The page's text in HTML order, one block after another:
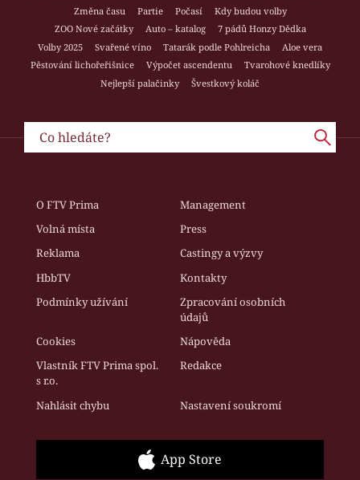
Změna času
Partie Počasí
Kdy budou volby
ZOO Nové začátky
Auto – katalog
7 pádů Honzy Dědka
Volby 2025
Svařené víno Tatarák podle Pohlreicha
Aloe vera
Pěstování lichořeřišnice
Výpočet ascendentu
Tvarohové knedlíky
Nejlepší palačinky
Švestkový koláč
O FTV Prima
Management
Volná místa
Press
Reklama
Castingy a výzvy
HbbTV
Kontakty
Podmínky užívání
Zpracování osobních
údajů
Cookies
Nápověda
Vlastník FTV Prima spol.
s r.o.
Redakce
Nahlásit chybu Nastavení soukromí
App Store